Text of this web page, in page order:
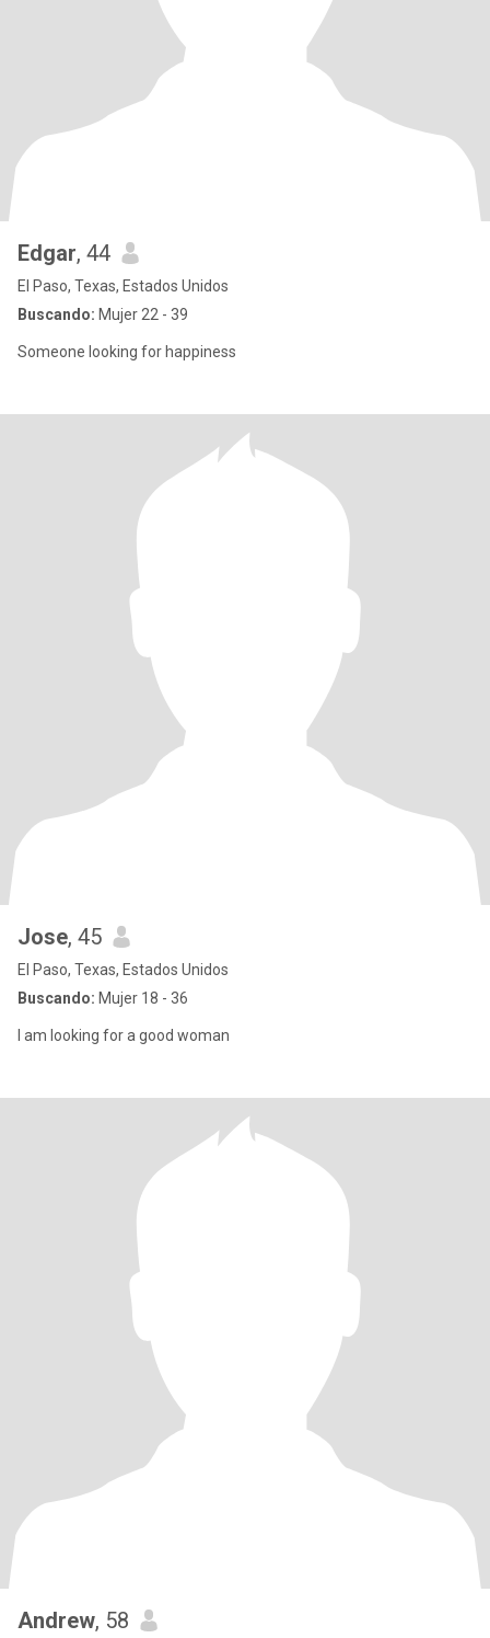
Edgar, 44
El Paso, Texas, Estados Unidos
Buscando: Mujer 22 - 39
Someone looking for happiness
Jose, 45
El Paso, Texas, Estados Unidos
Buscando: Mujer 18 - 36
I am looking for a good woman
Andrew, 58